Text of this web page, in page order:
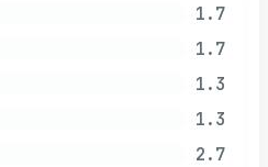
1.7
1.7
1.3
1.3
2.7